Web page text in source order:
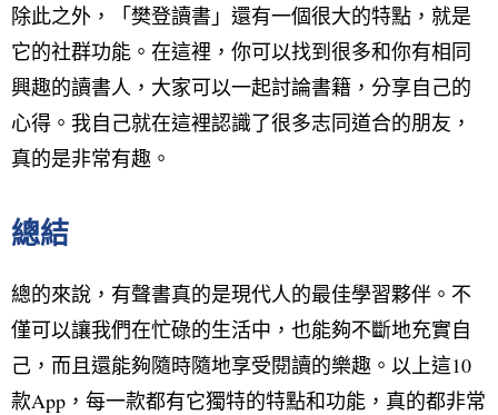
除此之外，「樊登讀書」還有一個很大的特點，就是
它的社群功能。在這裡，你可以找到很多和你有相同
興趣的讀書人，大家可以一起討論書籍，分享自己的
心得。我自己就在這裡認識了很多志同道合的朋友，
真的是非常有趣。
總結
總的來說，有聲書真的是現代人的最佳學習夥伴。不
僅可以讓我們在忙碌的生活中，也能夠不斷地充實自
己，而且還能夠隨時隨地享受閱讀的樂趣。以上這10
款App，每一款都有它獨特的特點和功能，真的都非常